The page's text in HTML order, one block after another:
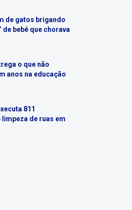
de gatos brigando
de bebê que chorava
o que não
anos na educação
811
de ruas em